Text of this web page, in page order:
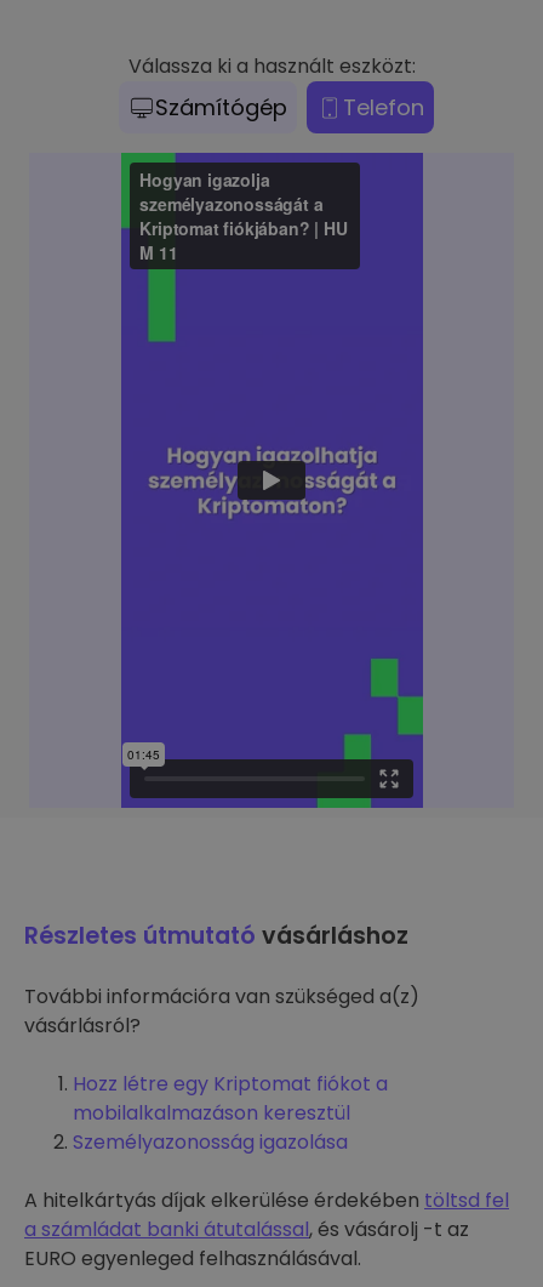
Válassza ki a használt eszközt:
Számítógép Telefon
Részletes útmutató vásárláshoz
További információra van szükséged a(z)
vásárlásról?
Hozz létre egy Kriptomat fiókot a
mobilalkalmazáson keresztül
Személyazonosság igazolása
A hitelkártyás díjak elkerülése érdekében töltsd fel
a számládat banki átutalással, és vásárolj -t az
EURO egyenleged felhasználásával.